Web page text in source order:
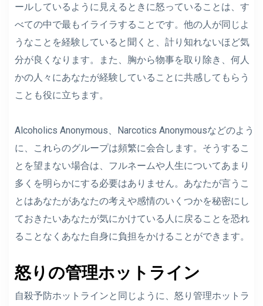
ールしているように見えるときに怒っていることは、す
べての中で最もイライラすることです。他の人が同じよ
うなことを経験していると聞くと、計り知れないほど気
分が良くなります。また、胸から物事を取り除き、何人
かの人々にあなたが経験していることに共感してもらう
ことも役に立ちます。
Alcoholics Anonymous、Narcotics Anonymousなどのよう
に、これらのグループは頻繁に会合します。そうするこ
とを望まない場合は、フルネームや人生についてあまり
多くを明らかにする必要はありません。あなたが言うこ
とはあなたがあなたの考えや感情のいくつかを秘密にし
ておきたいあなたが気にかけている人に戻ることを恐れ
ることなくあなた自身に負担をかけることができます。
怒りの管理ホットライン
自殺予防ホットラインと同じように、怒り管理ホットラ